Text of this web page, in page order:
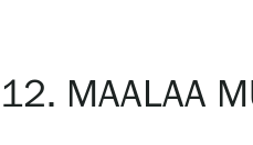
12. MAALAA